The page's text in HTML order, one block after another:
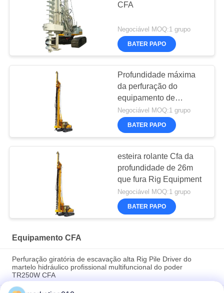
CFA
Negociável MOQ:1 grupo
BATER PAPO
Profundidade máxima
da perfuração do
equipamento de
perfuração do CFA da
boa qualidade de China
16,5 m para a pilha da
Negociável MOQ:1 grupo
BATER PAPO
esteira rolante Cfa da
profundidade de 26m
que fura Rig Equipment
Negociável MOQ:1 grupo
BATER PAPO
Equipamento CFA
Perfuração giratória de escavação alta Rig Pile Driver do
martelo hidráulico profissional multifuncional do poder
TR250W CFA